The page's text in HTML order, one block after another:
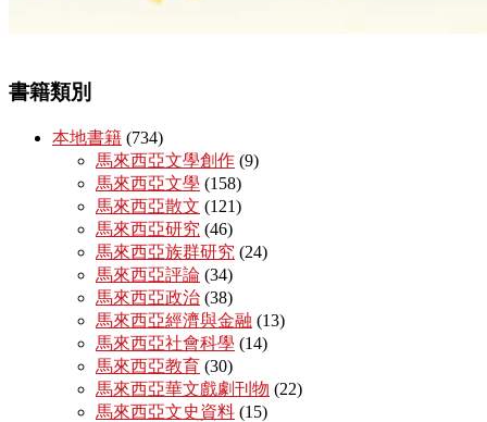
書籍類別
本地書籍 (734)
馬來西亞文學創作 (9)
馬來西亞文學 (158)
馬來西亞散文 (121)
馬來西亞研究 (46)
馬來西亞族群研究 (24)
馬來西亞評論 (34)
馬來西亞政治 (38)
馬來西亞經濟與金融 (13)
馬來西亞社會科學 (14)
馬來西亞教育 (30)
馬來西亞華文戲劇刊物 (22)
馬來西亞文史資料 (15)